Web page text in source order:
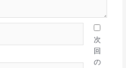
次
回
の